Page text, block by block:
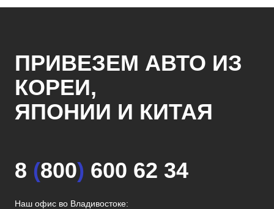
ПРИВЕЗЕМ АВТО ИЗ
КОРЕИ,
ЯПОНИИ И КИТАЯ
8 (800) 600 62 34
Наш офис во Владивостоке: